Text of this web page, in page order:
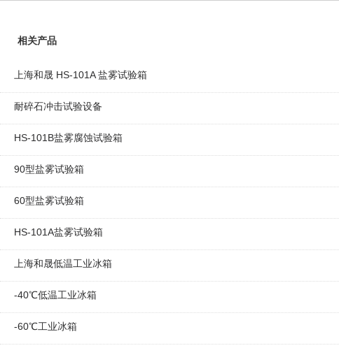
相关产品
上海和晟 HS-101A 盐雾试验箱
耐碎石冲击试验设备
HS-101B盐雾腐蚀试验箱
90型盐雾试验箱
60型盐雾试验箱
HS-101A盐雾试验箱
上海和晟低温工业冰箱
-40℃低温工业冰箱
-60℃工业冰箱